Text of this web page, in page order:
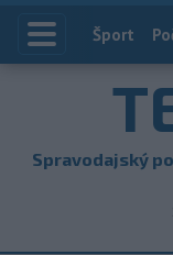
Index
Šport
Spravodajský